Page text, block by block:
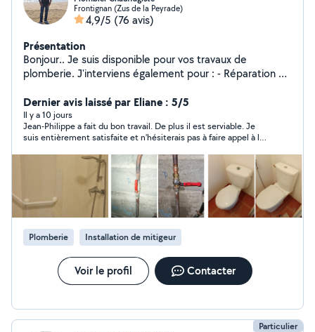
Frontignan (Zus de la Peyrade)
4,9/5 (76 avis)
Présentation
Bonjour.. Je suis disponible pour vos travaux de
plomberie. J'interviens également pour : - Réparation de
WC..Chauffe-eau électrique..lavabo..) Je vous propose
aussi des contrats d'entretien annuel de chaudière. Je
peux aussi intervenir pour votre panne de chaudière. Ma
femme Gwenaelle, est disponible pour votre ménage,
aide à domicile. A bientôt...
Dernier avis laissé par Eliane : 5/5
Il y a 10 jours
Jean-Philippe a fait du bon travail. De plus il est serviable. Je
suis entièrement satisfaite et n'hésiterais pas à faire appel à lui.
Plomberie Installation de mitigeur
Voir le profil Contacter
Particulier